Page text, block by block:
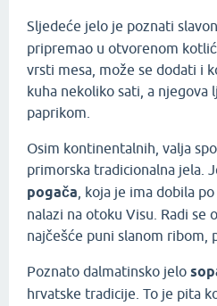
Sljedeće jelo je poznati
pripremao u otvorenom
vrsti mesa, može se dodati i
kuha nekoliko sati, a njegova
paprikom.
Osim kontinentalnih, valja
primorska tradicionalna jela.
pogača , koja je ima dobila
nalazi na otoku Visu. Radi se
najčešće puni slanom ribom,
Poznato dalmatinsko jelo
hrvatske tradicije. To je pita